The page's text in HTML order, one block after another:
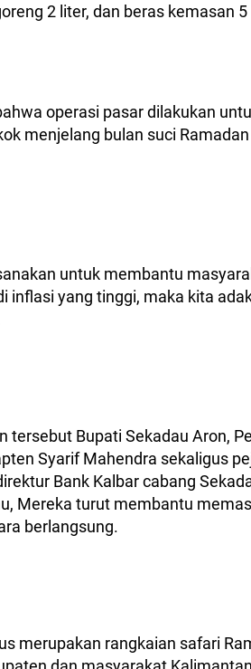
2 liter, dan beras kemasan
operasi pasar dilakukan
menjelang bulan suci
untuk membantu
inflasi yang tinggi, maka kita
tersebut Bupati Sekadau Aron,
Syarif Mahendra sekaligus
Bank Kalbar cabang
Mereka turut membantu
berlangsung.
merupakan rangkaian safari